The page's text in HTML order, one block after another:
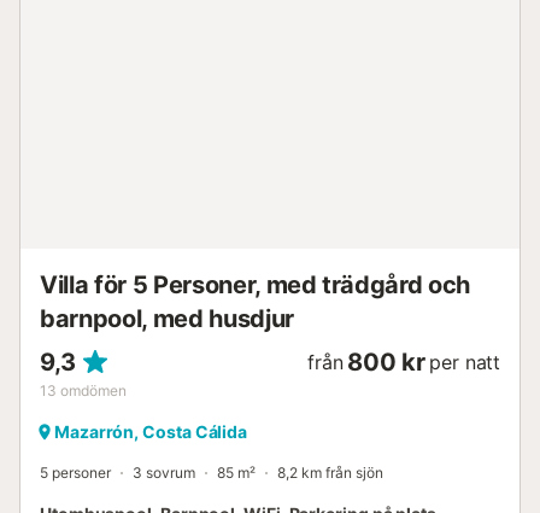
Villa för 5 Personer, med trädgård och
barnpool, med husdjur
9,3
13 omdömen
från 800 kr per natt
Mazarrón, Costa Cálida
5 personer 3 sovrum 85 m² 8,2 km från sjön